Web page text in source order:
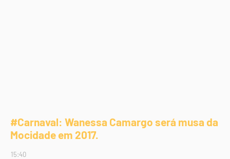
#Carnaval: Wanessa Camargo será musa da
Mocidade em 2017.
15:40